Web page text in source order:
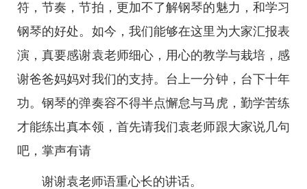
符，节奏，节拍，更加不了解钢琴的魅力，和学习
钢琴的好处。如今，我们能够在这里为大家汇报表
演，真要感谢袁老师细心，用心的教学与栽培，感
谢爸爸妈妈对我们的支持。台上一分钟，台下十年
功。钢琴的弹奏容不得半点懈怠与马虎，勤学苦练
才能练出真本领，首先请我们袁老师跟大家说几句
吧，掌声有请
谢谢袁老师语重心长的讲话。